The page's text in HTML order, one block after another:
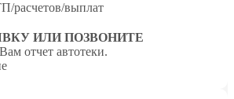
расчетов/выплат
ИЛИ ПОЗВОНИТЕ
отчет автотеки.